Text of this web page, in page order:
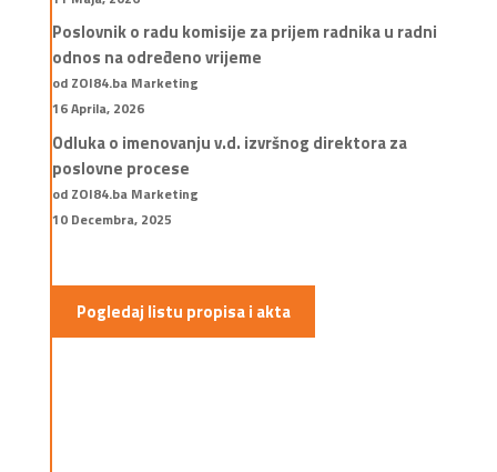
Poslovnik o radu komisije za prijem radnika u radni
odnos na određeno vrijeme
od ZOI84.ba Marketing
16 Aprila, 2026
Odluka o imenovanju v.d. izvršnog direktora za
poslovne procese
od ZOI84.ba Marketing
10 Decembra, 2025
Pogledaj listu propisa i akta